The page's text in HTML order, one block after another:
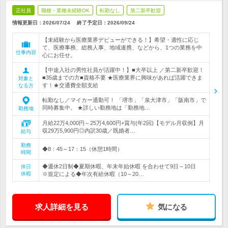
正社員 職種・業種未経験OK 転勤なし 第二新卒歓迎
情報更新日：2026/07/24 終了予定日： 2026/09/24
仕事内容
【未経験から医療業界デビューができる！】希望・適性に応じ
て、医療事務、総務人事、地域連携、などから、1つの業務を中
心にお任せ。
対象と
なる方
【中途入社の男性社員が活躍中！】■大卒以上 ／第二新卒歓迎！
■35歳までの方■資格不要 ★医療業界に興味があれば活躍できま
す！★交通費全額支給
勤務地
転勤なし／マイカー通勤可！ 「堺市」「泉大津市」「阪南市」で
同時募集中。 ★詳しい勤務地は「勤務地…
給与
月給22万4,000円～25万4,600円+賞与(年2回)【モデル月収例】月
収29万5,900円◎内訳30歳／既婚者…
勤務
時間
◆8：45～17：15（休憩1時間）
休日
休暇
◆週休2日制◆夏期休暇、年末年始休暇 を合わせて9日～10日
※規定による◆年次有給休暇（10～20…
求人詳細を見る 気になる